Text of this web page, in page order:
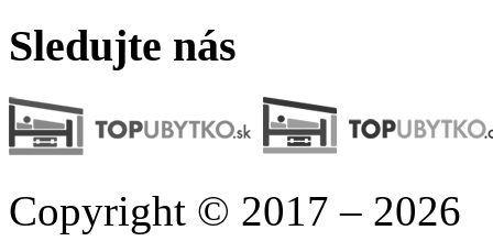
Sledujte nás
Copyright © 2017 – 2026